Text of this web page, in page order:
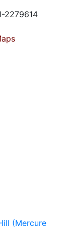
2279614
(Mercure